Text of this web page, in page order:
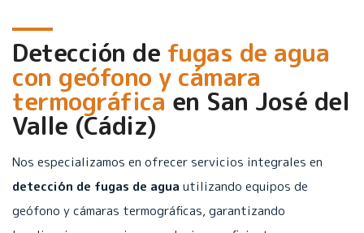
Detección de fugas de agua
con geófono y cámara
termográficaen San José del
Valle (Cádiz)
Nos especializamos en ofrecer servicios integrales en
detección de fugas de agua utilizando equipos de
geófono y cámaras termográficas, garantizando